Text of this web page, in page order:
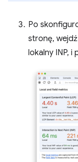
Po
stronę,
lokalny INP, i